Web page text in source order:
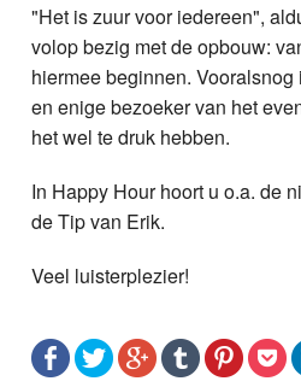
"Het is zuur voor iedereen",
volop bezig met de opbouw:
hiermee beginnen.
en enige bezoeker van het
het wel te druk hebben.
In Happy Hour hoort u o.a. de
de Tip van Erik.
Veel luisterplezier!